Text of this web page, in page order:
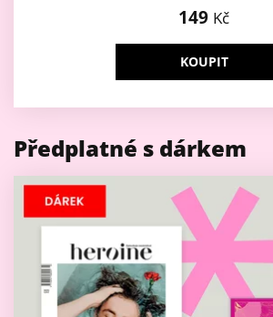
149 Kč
KOUPIT
Předplatné s dárkem